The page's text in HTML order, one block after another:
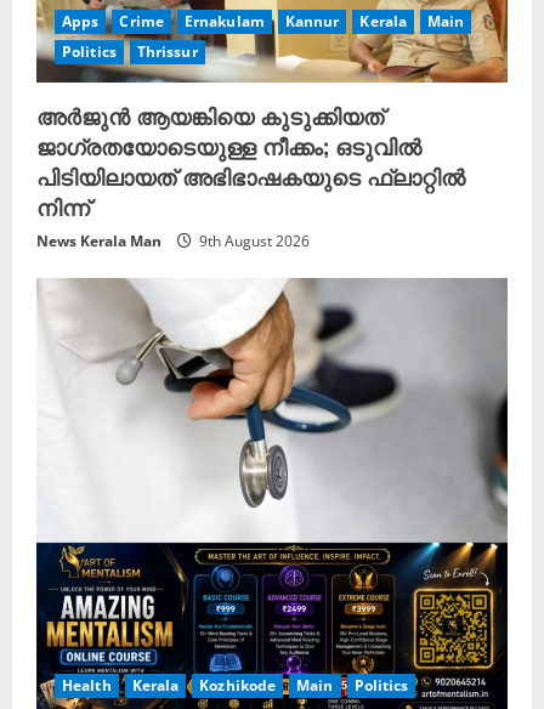
Apps Crime Ernakulam Kannur Kerala
Main
Politics
Thrissur
അർജുൻ ആയങ്കിയെ കുടുക്കിയത്
ജാഗ്രതയോടെയുള്ള നീക്കം; ഒടുവിൽ
പിടിയിലായത് അഭിഭാഷകയുടെ ഫ്ലാറ്റിൽ
നിന്ന്
News Kerala Man 9th August 2026
Health Kerala Kozhikode Main Politics